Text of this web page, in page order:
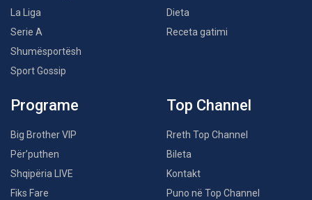
La Liga
Serie A
Shumësportësh
Sport Gossip
Dieta
Receta gatimi
Programe
Big Brother VIP
Për’puthen
Shqipëria LIVE
Fiks Fare
Top Channel
Rreth Top Channel
Bileta
Kontakt
Puno në Top Channel